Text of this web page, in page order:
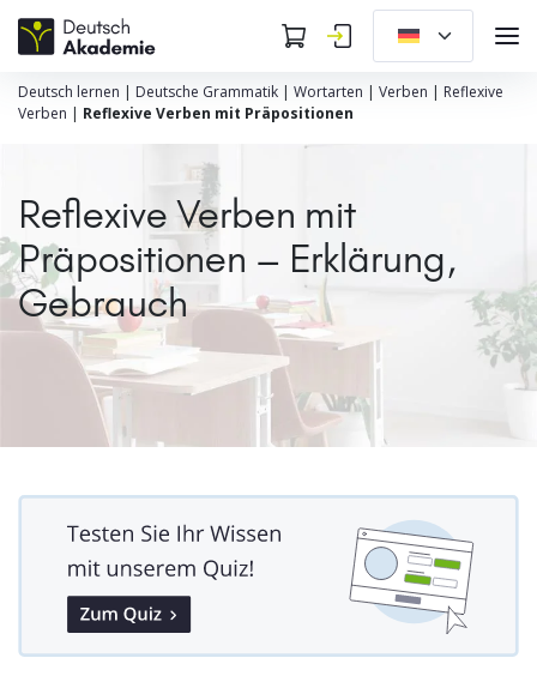
Deutsch lernen | Deutsche Grammatik | Wortarten | Verben | Reflexive
Verben | Reflexive Verben mit Präpositionen
Reflexive Verben mit
Präpositionen – Erklärung,
Gebrauch